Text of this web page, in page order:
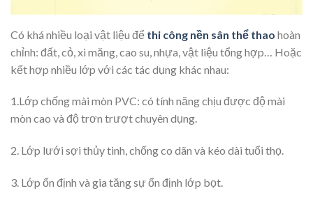
Có khá nhiều loại vật liệu để thi công nền sân thể thao hoàn
chỉnh: đất, cỏ, xi măng, cao su, nhựa, vật liệu tổng hợp… Hoặc
kết hợp nhiều lớp với các tác dụng khác nhau:
1.Lớp chống mài mòn PVC: có tính năng chịu được độ mài
mòn cao và độ trơn trượt chuyên dụng.
2. Lớp lưới sợi thủy tinh, chống co dãn và kéo dài tuổi thọ.
3. Lớp ổn định và gia tăng sự ổn định lớp bọt.